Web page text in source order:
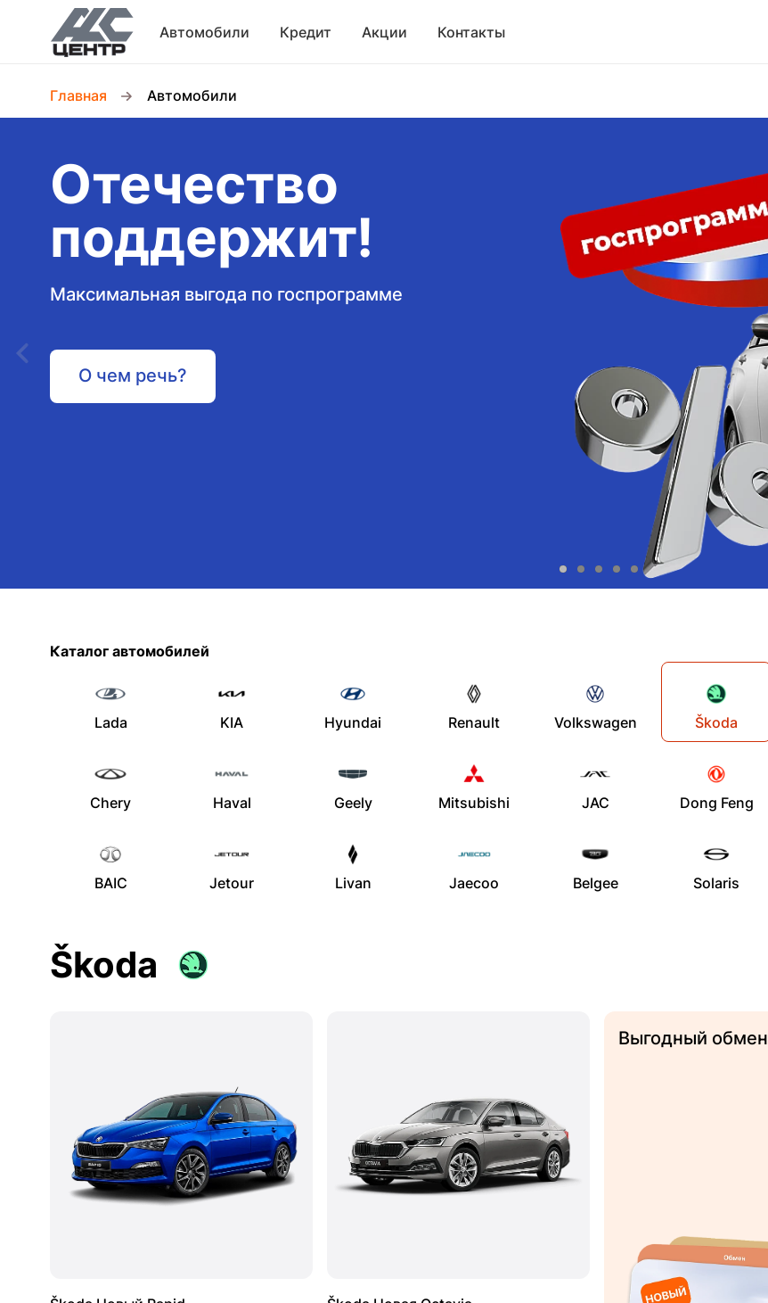
Автомобили Кредит Акции Контакты
Главная Автомобили
Отечество
поддержит!
Максимальная выгода по госпрограмме
О чем речь?
Каталог автомобилей
Lada KIA Hyundai Renault Volkswagen Škoda
Chery Haval Geely Mitsubishi JAC Dong Feng
BAIC Jetour Livan Jaecoo Belgee Solaris
Škoda
Выгодный обмен